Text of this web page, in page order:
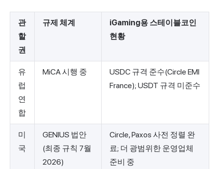
관
할
권
규제 체계
iGaming용 스테이블코인
현황
유
럽
연
합
MiCA 시행 중
USDC 규격 준수(Circle EMI
France); USDT 규격 미준수
미
국
GENIUS 법안
(최종 규칙 7월
2026)
Circle, Paxos 사전 정렬 완
료; 더 광범위한 운영업체
준비 중